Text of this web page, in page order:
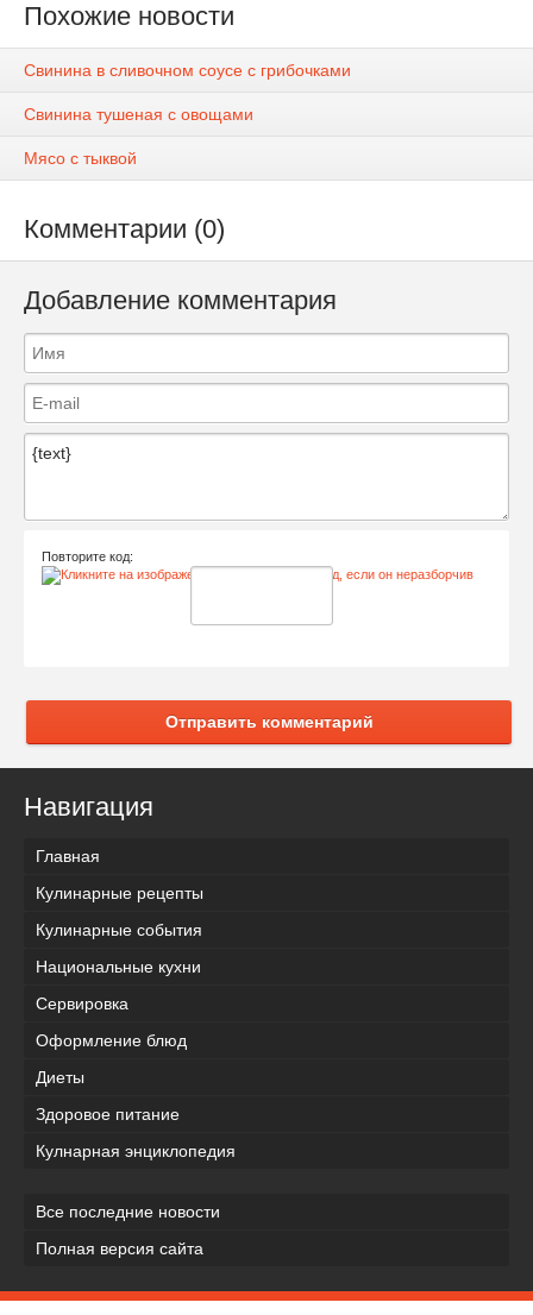
Похожие новости
Свинина в сливочном соусе с грибочками
Свинина тушеная с овощами
Мясо с тыквой
Комментарии (0)
Добавление комментария
Повторите код:
Отправить комментарий
Навигация
Главная
Кулинарные рецепты
Кулинарные события
Национальные кухни
Сервировка
Оформление блюд
Диеты
Здоровое питание
Кулнарная энциклопедия
Все последние новости
Полная версия сайта